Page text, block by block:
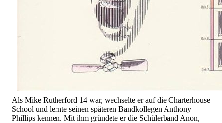
Als Mike Rutherford 14 war, wechselte er auf die Charterhouse
School und lernte seinen späteren Bandkollegen Anthony
Phillips kennen. Mit ihm gründete er die Schülerband Anon,